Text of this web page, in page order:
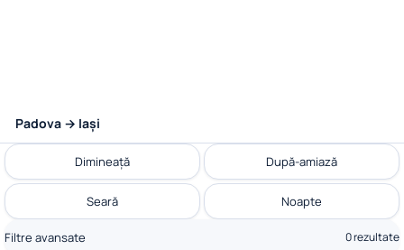
Padova → Iași
Dimineață După-amiază
Seară Noapte
Filtre avansate 0 rezultate